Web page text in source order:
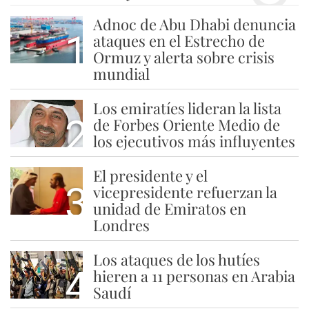
1
Adnoc de Abu Dhabi denuncia
ataques en el Estrecho de
Ormuz y alerta sobre crisis
mundial
2
Los emiratíes lideran la lista
de Forbes Oriente Medio de
los ejecutivos más influyentes
3
El presidente y el
vicepresidente refuerzan la
unidad de Emiratos en
Londres
4
Los ataques de los hutíes
hieren a 11 personas en Arabia
Saudí